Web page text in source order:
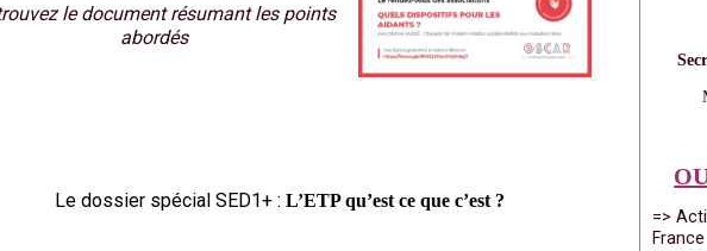
le document résumant les points
abordés
Le dossier spécial SED1+ : L’ETP qu’est ce que c’est ?
=>
France